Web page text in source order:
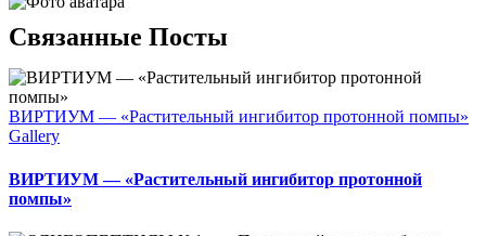
Связанные Посты
ВИРТИУМ — «Растительный ингибитор протонной помпы»
Gallery
ВИРТИУМ — «Растительный ингибитор протонной
помпы»